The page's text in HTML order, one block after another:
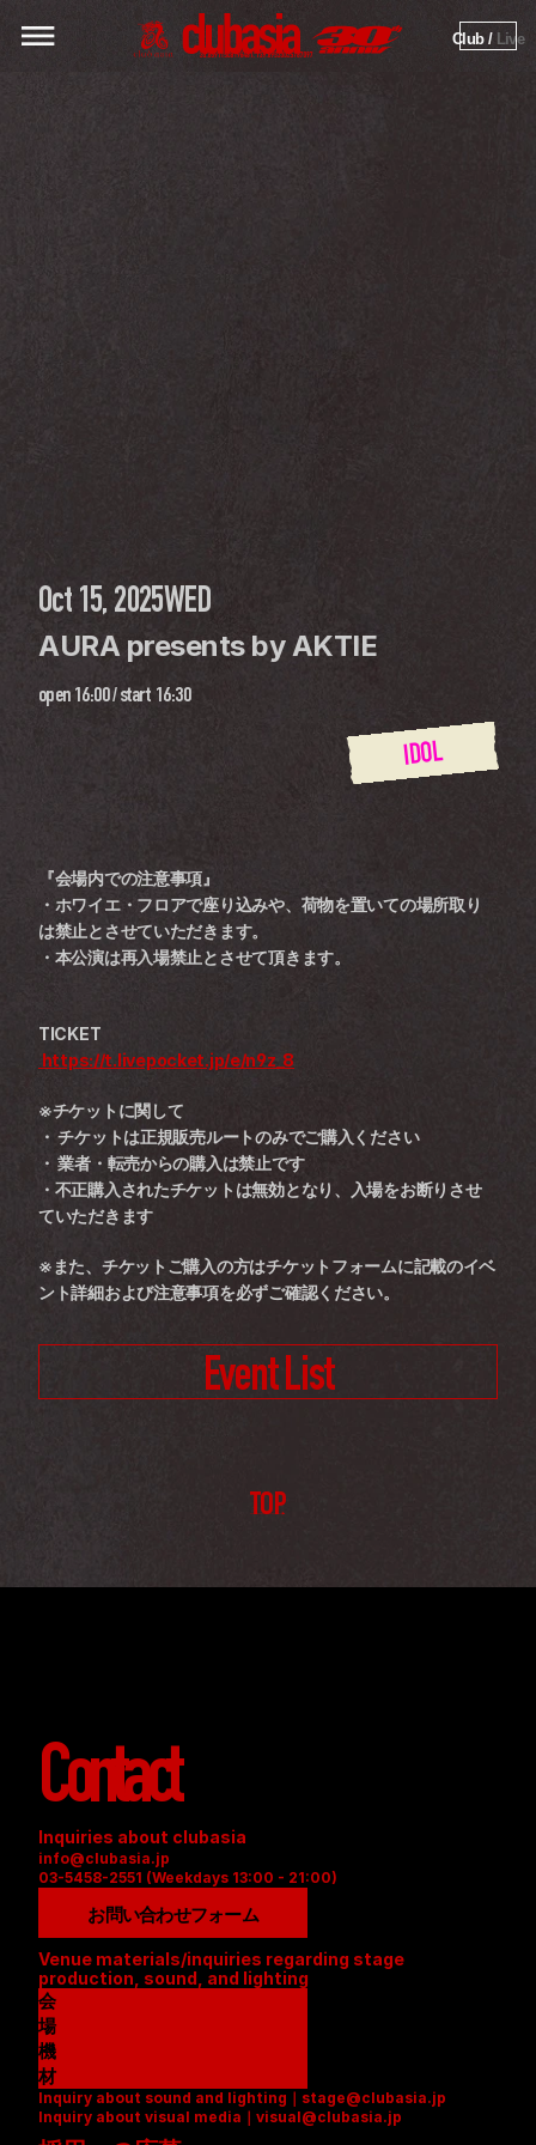
Club / Live
Oct 15, 2025WED
AURA presents by AKTIE
open 16:00 / start 16:30
IDOL
『会場内での注意事項』
・ホワイエ・フロアで座り込みや、荷物を置いての場所取り
は禁止とさせていただきます。
・本公演は再入場禁止とさせて頂きます。
TICKET
https://t.livepocket.jp/e/n9z_8
※チケットに関して
・ チケットは正規販売ルートのみでご購入ください
・ 業者・転売からの購入は禁止です
・不正購入されたチケットは無効となり、入場をお断りさせ
ていただきます
※また、チケットご購入の方はチケットフォームに記載のイベ
ント詳細および注意事項を必ずご確認ください。
Event List
TOP
Contact
Inquiries about clubasia
info@clubasia.jp
03-5458-2551 (Weekdays 13:00 - 21:00)
お問い合わせフォーム
Venue materials/inquiries regarding stage
production, sound, and lighting
会
場
資
料
(
P
機
材
リ
ス
Inquiry about sound and lighting｜stage@clubasia.jp
Inquiry about visual media｜visual@clubasia.jp